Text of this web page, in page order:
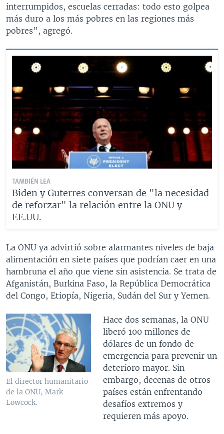
interrumpidos, escuelas cerradas: todo esto golpea
más duro a los más pobres en las regiones más
pobres”, agregó.
TAMBIÉN LEA
Biden y Guterres conversan de "la necesidad
de reforzar" la relación entre la ONU y
EE.UU.
La ONU ya advirtió sobre alarmantes niveles de baja
alimentación en siete países que podrían caer en una
hambruna el año que viene sin asistencia. Se trata de
Afganistán, Burkina Faso, la República Democrática
del Congo, Etiopía, Nigeria, Sudán del Sur y Yemen.
El director humanitario
de la ONU, Mark
Lowcock.
Hace dos semanas, la ONU
liberó 100 millones de
dólares de un fondo de
emergencia para prevenir un
deterioro mayor. Sin
embargo, decenas de otros
países están enfrentando
desafíos extremos y
requieren más apoyo.